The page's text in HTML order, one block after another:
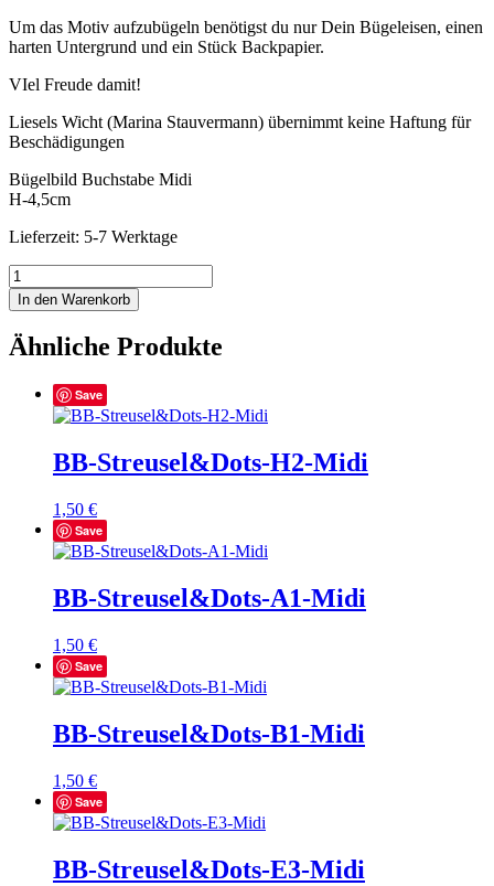
Um das Motiv aufzubügeln benötigst du nur Dein Bügeleisen, einen
harten Untergrund und ein Stück Backpapier.
VIel Freude damit!
Liesels Wicht (Marina Stauvermann) übernimmt keine Haftung für
Beschädigungen
Bügelbild Buchstabe Midi
H-4,5cm
Lieferzeit: 5-7 Werktage
BB-
Streusel&Dots-
G2-
Midi
Menge
In den Warenkorb
Ähnliche Produkte
Save
BB-Streusel&Dots-H2-Midi
1,50 €
Save
BB-Streusel&Dots-A1-Midi
1,50 €
Save
BB-Streusel&Dots-B1-Midi
1,50 €
Save
BB-Streusel&Dots-E3-Midi